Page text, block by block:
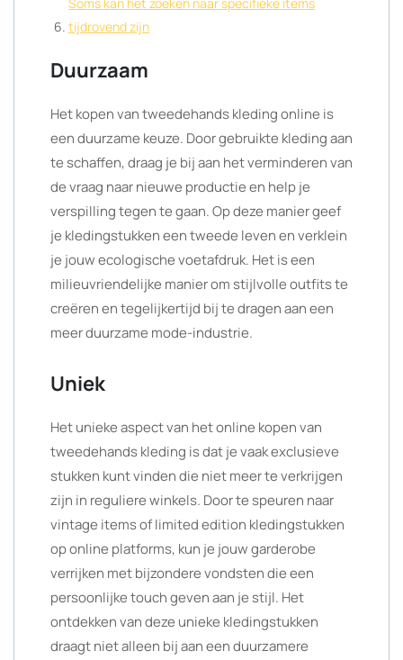
tijdrovend zijn
Duurzaam
Het kopen van tweedehands kleding online is
een duurzame keuze. Door gebruikte kleding aan
te schaffen, draag je bij aan het verminderen van
de vraag naar nieuwe productie en help je
verspilling tegen te gaan. Op deze manier geef
je kledingstukken een tweede leven en verklein
je jouw ecologische voetafdruk. Het is een
milieuvriendelijke manier om stijlvolle outfits te
creëren en tegelijkertijd bij te dragen aan een
meer duurzame mode-industrie.
Uniek
Het unieke aspect van het online kopen van
tweedehands kleding is dat je vaak exclusieve
stukken kunt vinden die niet meer te verkrijgen
zijn in reguliere winkels. Door te speuren naar
vintage items of limited edition kledingstukken
op online platforms, kun je jouw garderobe
verrijken met bijzondere vondsten die een
persoonlijke touch geven aan je stijl. Het
ontdekken van deze unieke kledingstukken
draagt niet alleen bij aan een duurzamere